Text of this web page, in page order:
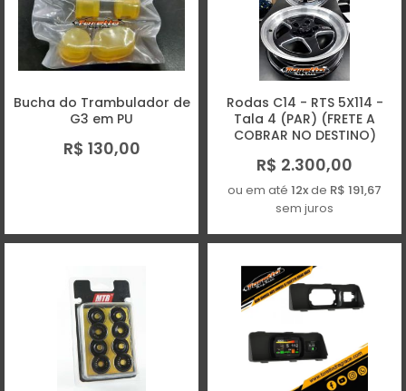
Bucha do Trambulador de
G3 em PU
R$ 130,00
Rodas C14 - RTS 5X114 -
Tala 4 (PAR) (FRETE A
COBRAR NO DESTINO)
R$ 2.300,00
ou em até 12xde R$ 191,67
sem juros